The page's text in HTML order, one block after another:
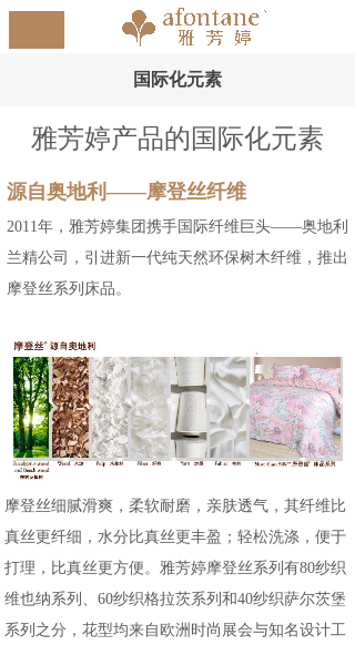
国际化元素
雅芳婷产品的国际化元素
源自奥地利——摩登丝纤维
2011年，雅芳婷集团携手国际纤维巨头——奥地利
兰精公司，引进新一代纯天然环保树木纤维，推出
摩登丝系列床品。
摩登丝细腻滑爽，柔软耐磨，亲肤透气，其纤维比
真丝更纤细，水分比真丝更丰盈；轻松洗涤，便于
打理，比真丝更方便。雅芳婷摩登丝系列有80纱织
维也纳系列、60纱织格拉茨系列和40纱织萨尔茨堡
系列之分，花型均来自欧洲时尚展会与知名设计工